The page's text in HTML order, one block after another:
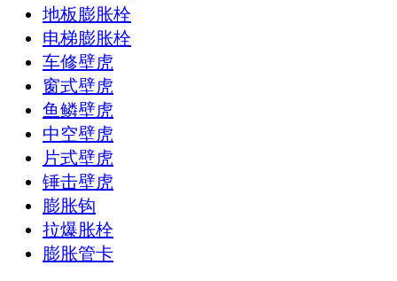
地板膨胀栓
电梯膨胀栓
车修壁虎
窗式壁虎
鱼鳞壁虎
中空壁虎
片式壁虎
锤击壁虎
膨胀钩
拉爆胀栓
膨胀管卡